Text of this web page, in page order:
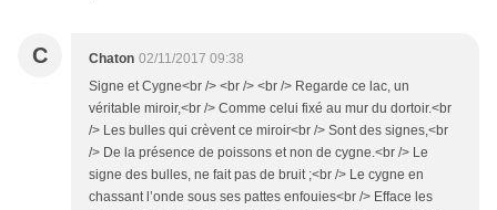
C Chaton 02/11/2017 09:38
Signe et Cygne<br /> <br /> <br /> Regarde ce lac, un
véritable miroir,<br /> Comme celui fixé au mur du dortoir.<br
/> Les bulles qui crèvent ce miroir<br /> Sont des signes,<br
/> De la présence de poissons et non de cygne.<br /> Le
signe des bulles, ne fait pas de bruit ;<br /> Le cygne en
chassant l’onde sous ses pattes enfouies<br /> Efface les